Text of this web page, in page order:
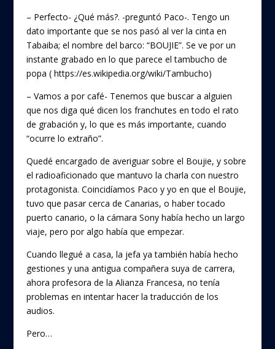
– Perfecto- ¿Qué más?. -preguntó Paco-. Tengo un
dato importante que se nos pasó al ver la cinta en
Tabaiba; el nombre del barco: “BOUJIE”. Se ve por un
instante grabado en lo que parece el tambucho de
popa ( https://es.wikipedia.org/wiki/Tambucho)
– Vamos a por café- Tenemos que buscar a alguien
que nos diga qué dicen los franchutes en todo el rato
de grabación y, lo que es más importante, cuando
“ocurre lo extraño”.
Quedé encargado de averiguar sobre el Boujie, y sobre
el radioaficionado que mantuvo la charla con nuestro
protagonista. Coincidíamos Paco y yo en que el Boujie,
tuvo que pasar cerca de Canarias, o haber tocado
puerto canario, o la cámara Sony había hecho un largo
viaje, pero por algo había que empezar.
Cuando llegué a casa, la jefa ya también había hecho
gestiones y una antigua compañera suya de carrera,
ahora profesora de la Alianza Francesa, no tenía
problemas en intentar hacer la traducción de los
audios.
Pero…